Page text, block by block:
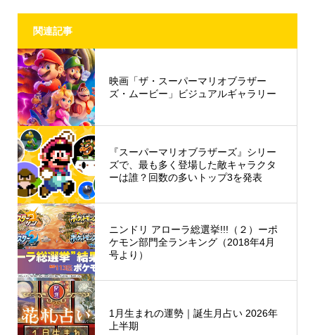
関連記事
映画「ザ・スーパーマリオブラザー
ズ・ムービー」ビジュアルギャラリー
『スーパーマリオブラザーズ』シリー
ズで、最も多く登場した敵キャラクタ
ーは誰？回数の多いトップ3を発表
ニンドリ アローラ総選挙!!!（２）ーポ
ケモン部門全ランキング（2018年4月
号より）
1月生まれの運勢｜誕生月占い 2026年
上半期